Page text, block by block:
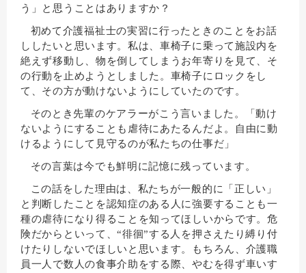
う」と思うことはありますか？
初めて介護福祉士の実習に行ったときのことをお話
ししたいと思います。私は、車椅子に乗って施設内を
絶えず移動し、物を倒してしまうお年寄りを見て、そ
の行動を止めようとしました。車椅子にロックをし
て、その方が動けないようにしていたのです。
そのとき先輩のケアラーがこう言いました。「動け
ないようにすることも虐待にあたるんだよ。自由に動
けるようにして見守るのが私たちの仕事だ」
その言葉は今でも鮮明に記憶に残っています。
この話をした理由は、私たちが一般的に「正しい」
と判断したことを認知症のある人に強要することも一
種の虐待になり得ることを知ってほしいからです。危
険だからといって、“徘徊”する人を押さえたり縛り付
けたりしないでほしいと思います。もちろん、介護職
員一人で数人の食事介助をする際、やむを得ず車いす